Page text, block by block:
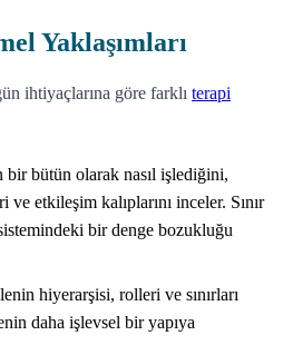
Yaklaşımları
ihtiyaçlarına göre farklı terapi
bir bütün olarak nasıl işlediğini,
etkileşim kalıplarını inceler. Sınır
bir denge bozukluğu
hiyerarşisi, rolleri ve sınırları
daha işlevsel bir yapıya